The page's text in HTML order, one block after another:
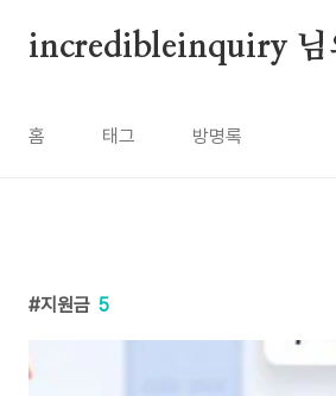
incredibleinquiry 님
홈 태그 방명록
지원금 5